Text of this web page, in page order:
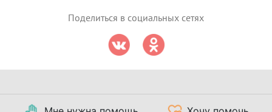
Поделиться в социальных сетях